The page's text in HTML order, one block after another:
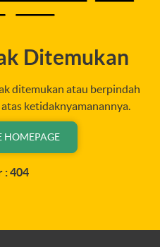
Ditemukan
ditemukan atau berpindah
ketidaknyamanannya.
HOMEPAGE
: 404